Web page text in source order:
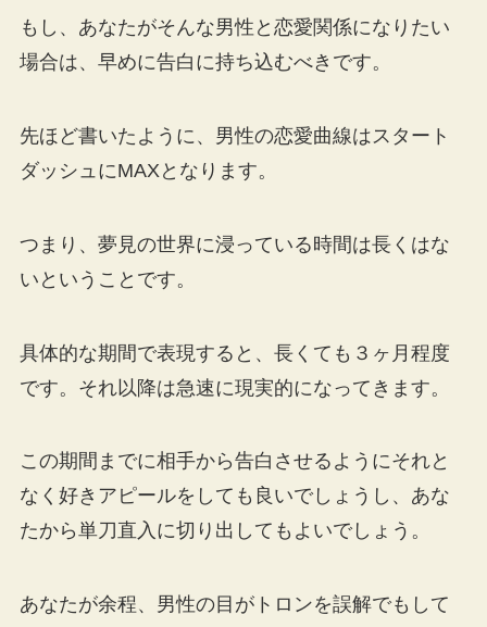
もし、あなたがそんな男性と恋愛関係になりたい
場合は、早めに告白に持ち込むべきです。
先ほど書いたように、男性の恋愛曲線はスタート
ダッシュにMAXとなります。
つまり、夢見の世界に浸っている時間は長くはな
いということです。
具体的な期間で表現すると、長くても３ヶ月程度
です。それ以降は急速に現実的になってきます。
この期間までに相手から告白させるようにそれと
なく好きアピールをしても良いでしょうし、あな
たから単刀直入に切り出してもよいでしょう。
あなたが余程、男性の目がトロンを誤解でもして